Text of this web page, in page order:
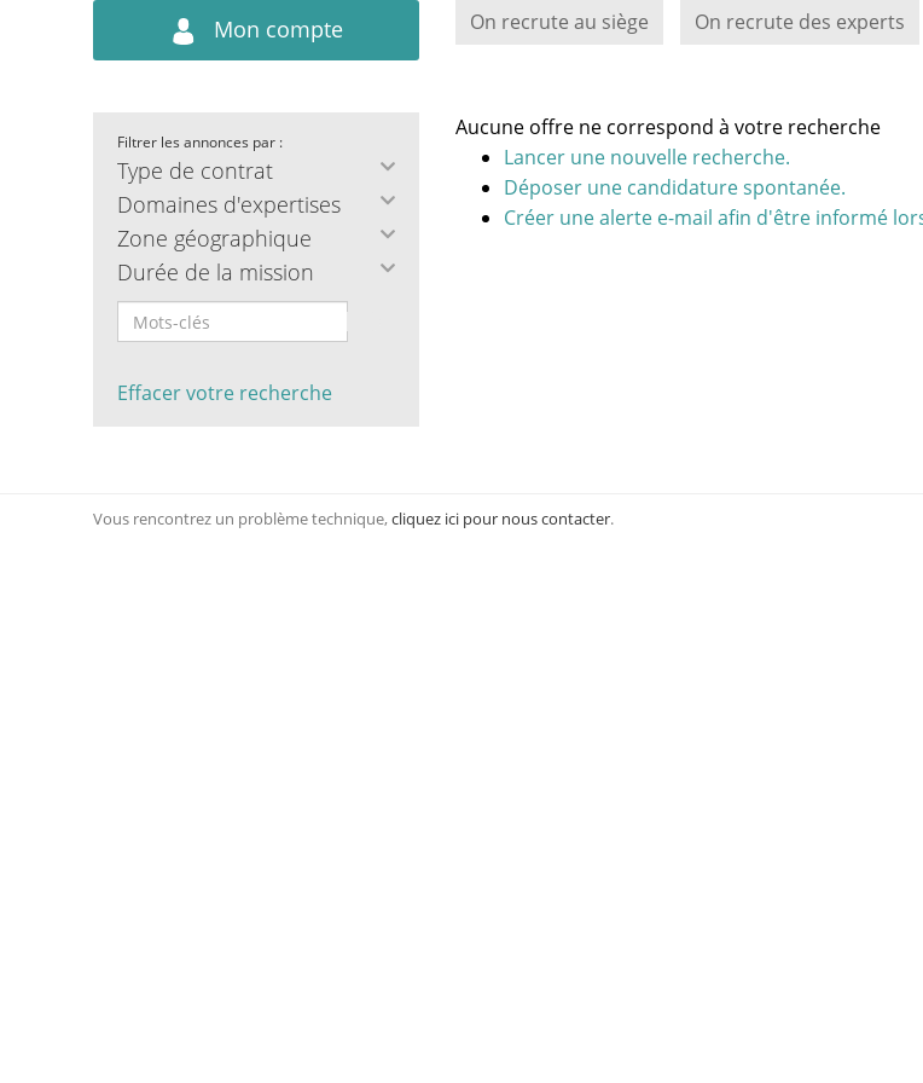
Mon compte On recrute au siège On recrute des experts
Filtrer les annonces par :
Type de contrat
Domaines d'expertises
Zone géographique
Durée de la mission
Effacer votre recherche
Aucune offre ne correspond à votre recherche
Lancer une nouvelle recherche.
Déposer une candidature spontanée.
Créer une alerte e-mail afin d'être informé
Vous rencontrez un problème technique,cliquez ici pour nous contacter.